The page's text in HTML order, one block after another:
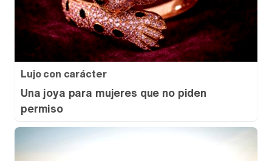
Lujo con carácter
Una joya para mujeres que no piden
permiso